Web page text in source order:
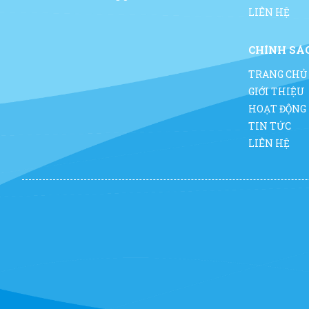
LIÊN HỆ
CHÍNH
TRANG CHỦ
GIỚI THIỆU
HOẠT ĐỘNG
TIN TỨC
LIÊN HỆ